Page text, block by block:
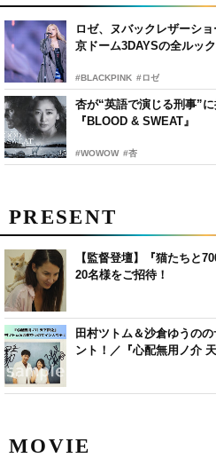
ロゼ、ヌバックレザーシ
京ドーム3DAYSの全ルッ
#BLACKPINK #ロゼ
杏が“英語で演じる刑事”
『BLOOD & SWEAT』
#WOWOW #杏
MOVIE
PRESENT
【監督登壇】『猫たちと
20名様をご招待！
田村ツトム＆沙倉ゆうの
ント！／『心配無用ノ介 天